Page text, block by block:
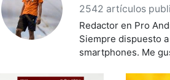
2542 artículos
Redactor en Pro
Siempre dispuesto
smartphones. Me